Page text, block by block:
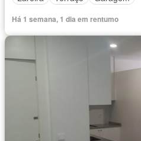
Há 1 semana, 1 dia em rentumo